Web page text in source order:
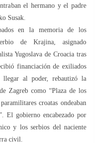
el hermano y el padre
Susak.
en la memoria de los
de Krajina, asignado
Yugoslava de Croacia tras
financiación de exiliados
llegar al poder, rebautizó la
Zagreb como “Plaza de los
croatas ondeaban
El gobierno encabezado por
y los serbios del naciente
civil.